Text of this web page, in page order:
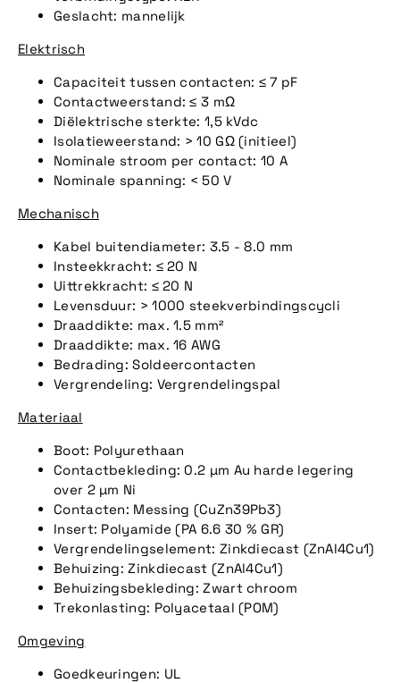
Geslacht: mannelijk
Elektrisch
Capaciteit tussen contacten: ≤ 7 pF
Contactweerstand: ≤ 3 mΩ
Diëlektrische sterkte: 1,5 kVdc
Isolatieweerstand: > 10 GΩ (initieel)
Nominale stroom per contact: 10 A
Nominale spanning: < 50 V
Mechanisch
Kabel buitendiameter: 3.5 - 8.0 mm
Insteekkracht: ≤ 20 N
Uittrekkracht: ≤ 20 N
Levensduur: > 1000 steekverbindingscycli
Draaddikte: max. 1.5 mm²
Draaddikte: max. 16 AWG
Bedrading: Soldeercontacten
Vergrendeling: Vergrendelingspal
Materiaal
Boot: Polyurethaan
Contactbekleding: 0.2 µm Au harde legering
over 2 µm Ni
Contacten: Messing (CuZn39Pb3)
Insert: Polyamide (PA 6.6 30 % GR)
Vergrendelingselement: Zinkdiecast (ZnAl4Cu1)
Behuizing: Zinkdiecast (ZnAl4Cu1)
Behuizingsbekleding: Zwart chroom
Trekonlasting: Polyacetaal (POM)
Omgeving
Goedkeuringen: UL